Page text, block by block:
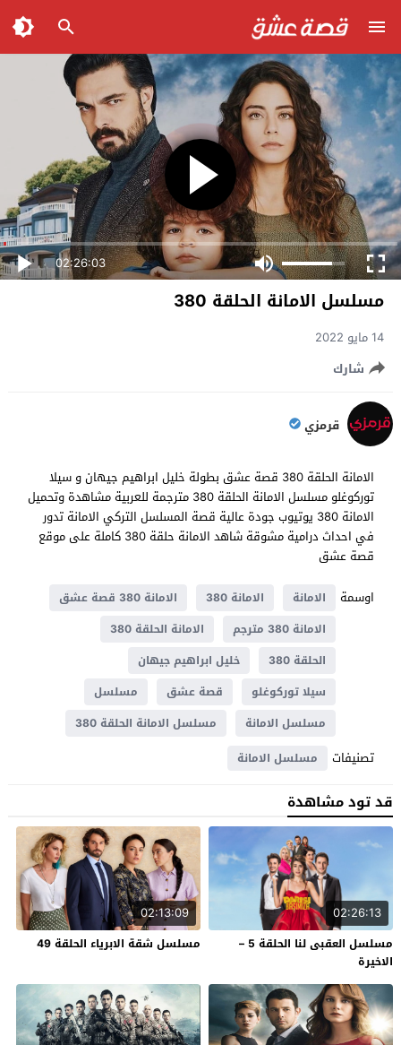
02:26:03
مسلسل الامانة الحلقة 380
14 مايو 2022
شارك
قرمزي
الامانة الحلقة 380 قصة عشق بطولة خليل ابراهيم جيهان و سيلا
توركوغلو مسلسل الامانة الحلقة 380 مترجمة للعربية مشاهدة وتحميل
الامانة 380 يوتيوب جودة عالية قصة المسلسل التركي الامانة تدور
في احداث ​​درامية مشوقة شاهد الامانة حلقة 380 كاملة على موقع
قصة عشق
اوسمة
الامانة الامانة 380
الامانة 380 قصة عشق
الامانة 380 مترجم
الامانة الحلقة 380
الحلقة 380
خليل ابراهيم جيهان
سيلا توركوغلو
قصة عشق
مسلسل
مسلسل الامانة
مسلسل الامانة الحلقة 380
تصنيفات مسلسل الامانة
قد تود مشاهدة
02:26:13
مسلسل العقبى لنا الحلقة 5 –
الاخيرة
02:13:09
مسلسل شقة الابرياء الحلقة 49